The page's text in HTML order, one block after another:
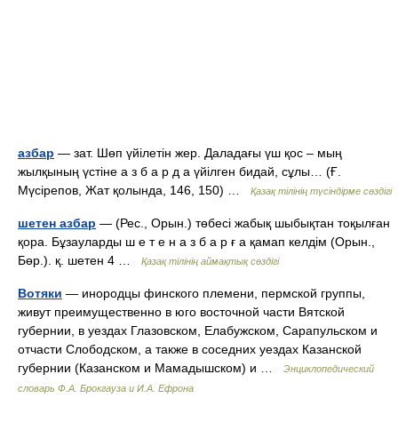
азбар — зат. Шөп үйілетін жер. Даладағы үш қос – мың
жылқының үстіне а з б а р д а үйілген бидай, сұлы… (Ғ.
Мүсірепов, Жат қолында, 146, 150) …
Қазақ тілінің түсіндірме сөздігі
шетен азбар — (Рес., Орын.) төбесі жабық шыбықтан тоқылған
қора. Бұзауларды ш е т е н а з б а р ғ а қамап келдім (Орын.,
Бөр.). қ. шетен 4 …
Қазақ тілінің аймақтық сөздігі
Вотяки — инородцы финского племени, пермской группы,
живут преимущественно в юго восточной части Вятской
губернии, в уездах Глазовском, Елабужском, Сарапульском и
отчасти Слободском, а также в соседних уездах Казанской
губернии (Казанском и Мамадышском) и …
Энциклопедический
словарь Ф.А. Брокгауза и И.А. Ефрона